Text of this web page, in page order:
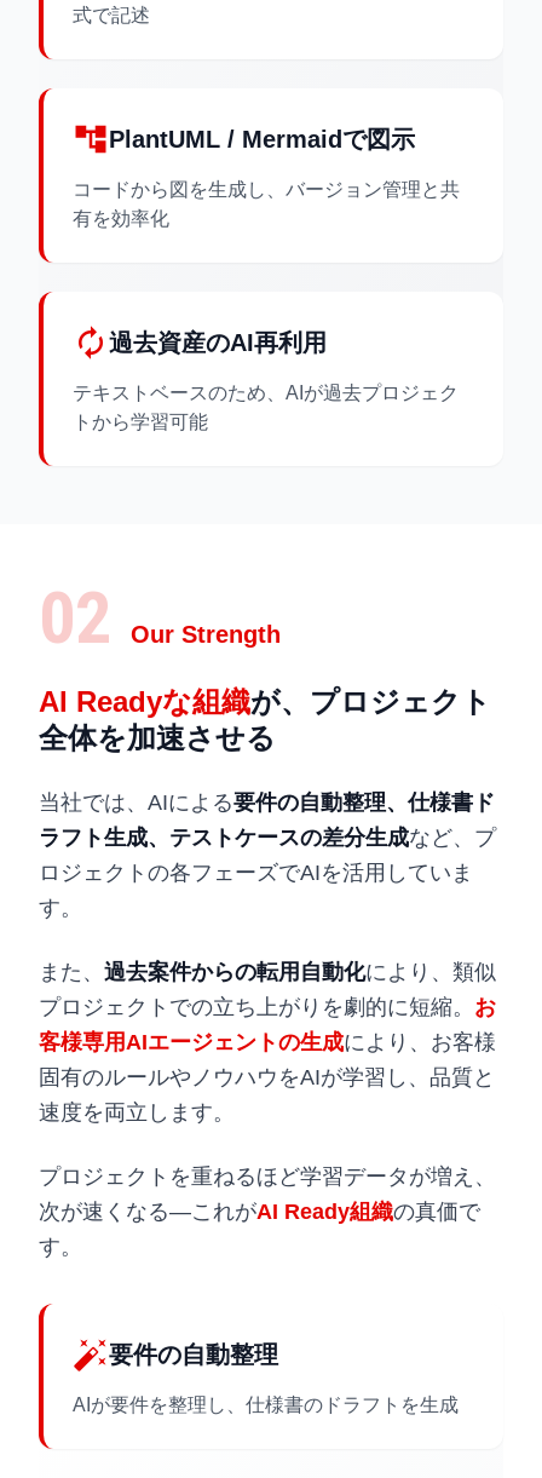
式で記述
account_treePlantUML / Mermaidで図示
コードから図を生成し、バージョン管理と共
有を効率化
autorenew 過去資産のAI再利用
テキストベースのため、AIが過去プロジェク
トから学習可能
auto_fix_high要件の自動整理
AIが要件を整理し、仕様書のドラフトを生成
02 Our Strength
AI Readyな組織が、 プロジェクト
全体を加速させる
当社では、AIによる要件の自動整理、仕様書ド
ラフト生成、テストケースの差分生成など、プ
ロジェクトの各フェーズでAIを活用していま
す。
また、 過去案件からの転用自動化により、類似
プロジェクトでの立ち上がりを劇的に短縮。 お
客様専用AIエージェントの生成により、お客様
固有のルールやノウハウをAIが学習し、品質と
速度を両立します。
プロジェクトを重ねるほど学習データが増え、
次が速くなる—これがAI Ready組織の真価で
す。